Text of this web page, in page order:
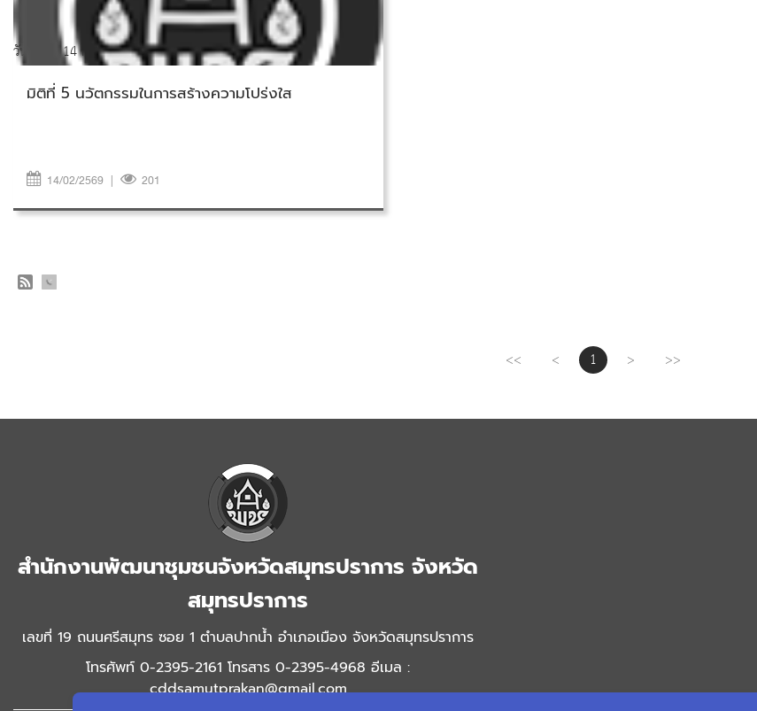
วันเสาร์ที่ 14 กุมภาพันธ์ 2569
มิติที่ 5 นวัตกรรมในการสร้างความโปร่งใส
14/02/2569 | 201
<< < 1 > >>
สำนักงานพัฒนาชุมชนจังหวัดสมุทรปราการ จังหวัด
สมุทรปราการ
เลขที่ 19 ถนนศรีสมุทร ซอย 1 ตำบลปากน้ำ อำเภอเมือง จังหวัดสมุทรปราการ
โทรศัพท์ 0-2395-2161 โทรสาร 0-2395-4968 อีเมล :
cddsamutprakan@gmail.com